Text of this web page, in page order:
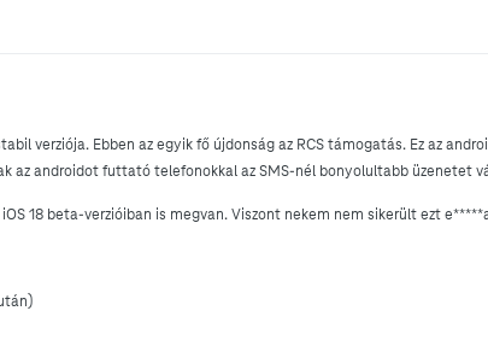
verziója. Ebben az egyik fő újdonság az RCS támogatás. Ez az
az androidot futtató telefonokkal az SMS-nél bonyolultabb üzenetet
18 beta-verzióiban is megvan. Viszont nekem nem sikerült ezt